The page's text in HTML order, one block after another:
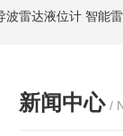
波雷达液位计 智能
新闻中心 /